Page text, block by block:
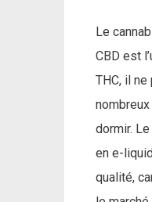
Le
CBD est
THC, il
dormir.
en e-
qualité,